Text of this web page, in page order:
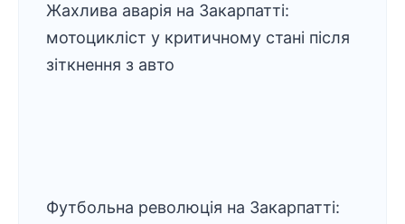
Жахлива аварія на Закарпатті:
мотоцикліст у критичному стані після
зіткнення з авто
Футбольна революція на Закарпатті: